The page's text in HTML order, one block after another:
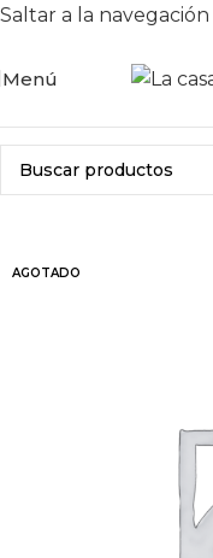
Saltar a la navegación
Menú
AGOTADO